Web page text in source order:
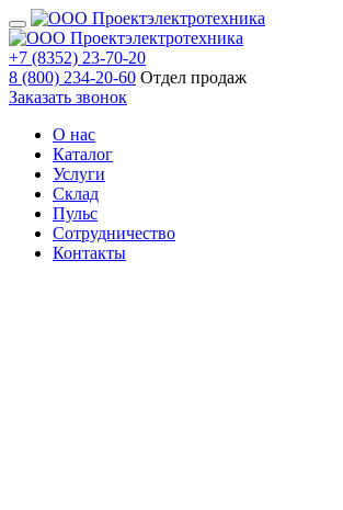
+7 (8352) 23-70-20
8 (800) 234-20-60 Отдел продаж
Заказать звонок
О нас
Каталог
Услуги
Склад
Пульс
Сотрудничество
Контакты